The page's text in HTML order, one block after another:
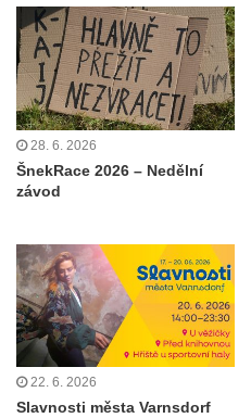
28. 6. 2026
ŠnekRace 2026 – Nedělní
závod
22. 6. 2026
Slavnosti města Varnsdorf